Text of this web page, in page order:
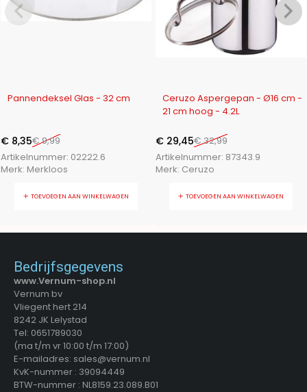
Pannendeksel Glas - 32 cm
€9,99
€ 8,35
Artikelnummer: 02222.6
Merk: Merkloos
TOEVOEGEN AAN WINKELWAGEN
Ceruzo Aspergepan - Ø16 cm -
21 cm hoog - 4.2L
€32,99
€ 29,45
Artikelnummer: 87343.9
Merk: Ceruzo
TOEVOEGEN AAN WINKELWAGEN
Bedrijfsgegevens
www.Vernum-shop.nl
Vernum bv
Vliegent hert 214
8242 JK Lelystad
Tel: 0651789030
(ma t/m vr 10:00 t/m 17:00)
E-mailadres: sales@vernum.nl
KvK-nummer : 39094449
BTW-nummer : NL8159.23.089.B01